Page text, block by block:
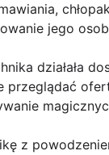
jego
działała
przeglądać
z